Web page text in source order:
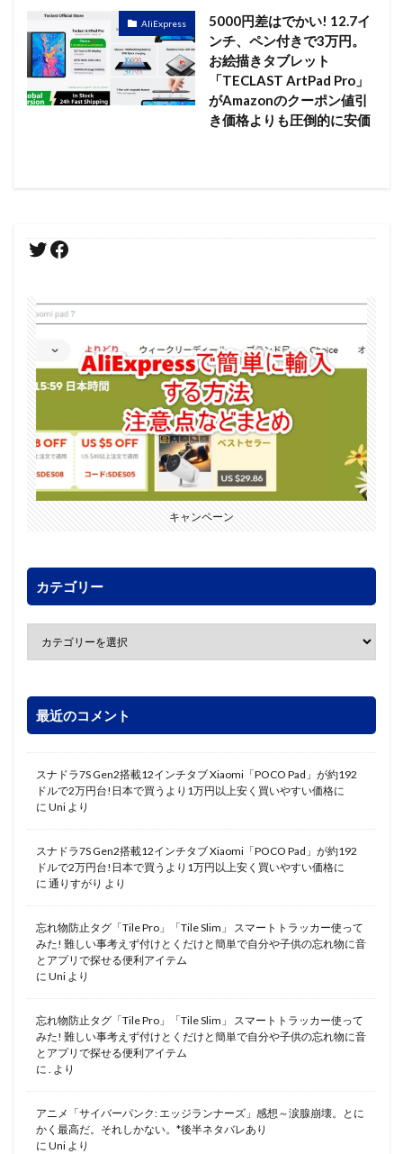
AliExpress
5000円差はでかい! 12.7イ
ンチ、ペン付きで3万円。
お絵描きタブレット
「TECLAST ArtPad Pro」
がAmazonのクーポン値引
き価格よりも圧倒的に安価
キャンペーン
カテゴリー
最近のコメント
スナドラ7S Gen2搭載12インチタブ Xiaomi「POCO Pad」が約192
ドルで2万円台!日本で買うより1万円以上安く買いやすい価格に
に Uni より
スナドラ7S Gen2搭載12インチタブ Xiaomi「POCO Pad」が約192
ドルで2万円台!日本で買うより1万円以上安く買いやすい価格に
に 通りすがり より
忘れ物防止タグ「Tile Pro」「Tile Slim」 スマートトラッカー使って
みた! 難しい事考えず付けとくだけと簡単で自分や子供の忘れ物に音
とアプリで探せる便利アイテム
に Uni より
忘れ物防止タグ「Tile Pro」「Tile Slim」 スマートトラッカー使って
みた! 難しい事考えず付けとくだけと簡単で自分や子供の忘れ物に音
とアプリで探せる便利アイテム
に
より
アニメ「サイバーパンク: エッジランナーズ」感想～涙腺崩壊。とに
かく最高だ。それしかない。*後半ネタバレあり
に Uni より